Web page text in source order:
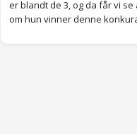
er blandt de 3, og da får vi
om hun vinner denne